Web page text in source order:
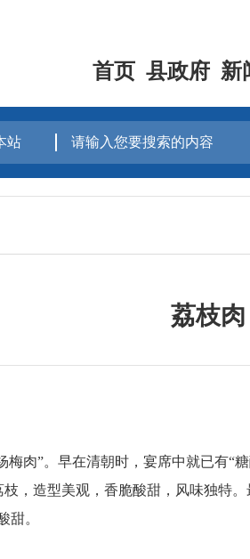
首页 县政府 新
荔枝肉
肉”。早在清朝时，宴席中就已有“
，造型美观，香脆酸甜，风味独特
酸甜。